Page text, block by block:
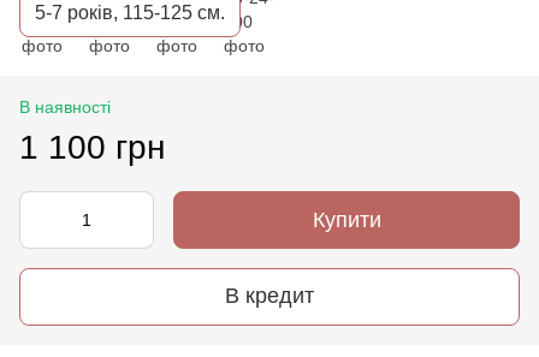
5-7 років, 115-125 см.
В наявності
1 100 грн
Купити
В кредит